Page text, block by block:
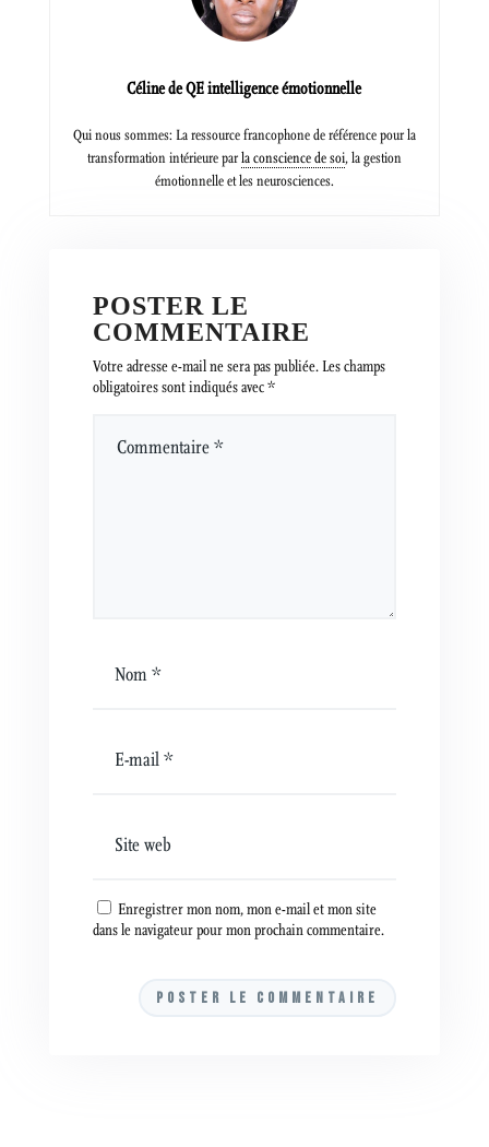
Céline de QE intelligence émotionnelle
Qui nous sommes: La ressource francophone de référence pour la
transformation intérieure parla conscience de soi, la gestion
émotionnelle et les neurosciences.
POSTER LE
COMMENTAIRE
Votre adresse e-mail ne sera pas publiée.Les champs
obligatoires sont indiqués avec*
Enregistrer mon nom, mon e-mail et mon site
dans le navigateur pour mon prochain commentaire.